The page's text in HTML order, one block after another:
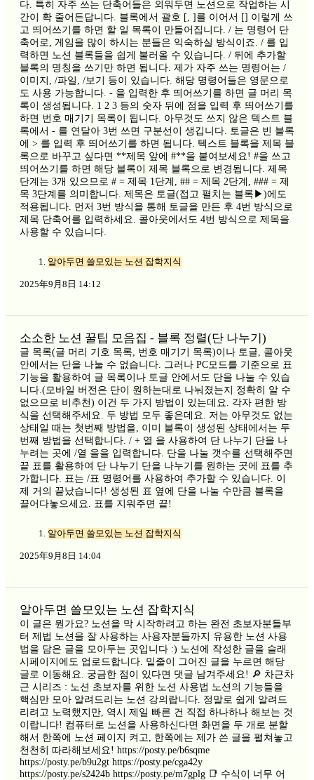
다. 특히 자주 쓰는 단축어들은 외워두면 노션으로 작업하는 시
간이 확 줄어든답니다. 블록에서 괄호 [, ]를 이어서 [] 이렇게 쓰
고 띄어쓰기를 하면 할 일 목록이 만들어집니다. / 는 명령어 단
축어로, 게임을 많이 하시는 분들은 익숙하실 방식이죠. / 를 입
력하면 노션 블록들을 쉽게 불러올 수 있습니다. / 뒤에 추가할
블록의 명칭을 쓰기만 하면 됩니다. 제가 자주 쓰는 명령어는 /
이미지, /파일, /보기 등이 있습니다. 해당 명령어들은 영문으로
도 사용 가능합니다. - 을 입력한 후 띄어쓰기를 하면 글 머리 목
록이 생성됩니다. 1 2 3 등의 숫자 뒤에 점을 입력 후 띄어쓰기를
하면 번호 매기기 목록이 됩니다. 아무것도 쓰지 않은 텍스트 블
록에서 - 를 연달아 3번 쓰면 구분선이 생깁니다. 토글은 빈 블록
에 > 를 입력 후 띄어쓰기를 하면 됩니다. 텍스트 블록을 제목 블
록으로 바꾸고 싶다면 **제목 앞에 #**을 붙여보세요! #을 쓰고
띄어쓰기를 하면 해당 블록이 제목 블록으로 변경됩니다. 제목
단계는 3개 있으므로 # = 제목 1단계, ## = 제목 2단계, ### = 제
목 3단계를 의미합니다. 제목은 토글(접고 펼치는 블록▶)에도
적용됩니다. 먼저 3번 방식을 통해 토글을 만든 후 4번 방식으로
제목 단축어를 입력하세요. 콜아웃에서도 4번 방식으로 제목을
사용할 수 있습니다.
알아두면 쓸모있는 노션 잡학지식
2025年9月8日 14:12
소소한 노션 꿀팁 모음집 - 블록 정렬(단 나누기)
글 목록(글 머리 기호 목록, 번호 매기기 목록)이나 토글, 콜아웃
안에서는 단을 나눌 수 없습니다. 그러나 PC모드를 기준으로 표
기능을 활용하여 글 목록이나 토글 안에서도 단을 나눌 수 있습
니다.(모바일 버전은 단이 원하는대로 나눠졌는지 정확히 알 수
없으므로 비추천) 이건 두 가지 방법이 있는데요. 각자 편한 방
식을 선택해주세요. 두 방법 모두 좋은데요. 저는 아무것도 없는
상태일 때는 첫번째 방법을, 이미 블록이 생성된 상태에서는 두
번째 방법을 선택합니다. / + 열 을 사용하여 단 나누기 단을 나
누려는 곳에 /열 을을 입력합니다. 단을 나눌 갯수를 선택해주면
끝 표를 활용하여 단 나누기 단을 나누기를 원하는 곳에 표를 추
가합니다. 표는 /표 명령어를 사용하여 추가할 수 있습니다. 이
제 거의 끝났습니다! 생성된 표 옆에 단을 나눌 수만큼 블록을
끌어다놓으세요. 표를 지워주면 끝!
알아두면 쓸모있는 노션 잡학지식
2025年9月8日 14:04
알아두면 쓸모있는 노션 잡학지식
이 글은 뭔가요? 노션을 막 시작하려고 하는 완전 초보자분들부
터 제법 노션을 잘 사용하는 사용자분들까지 유용한 노션 사용
법을 담은 글을 모아두는 곳입니다 :) 노션에 작성한 글을 슬래
시페이지에도 업로드합니다. 밑줄이 그어진 글을 누르면 해당
글로 이동해요. 궁금한 점이 있다면 댓글 남겨주세요! 🔎 차근차
근 시리즈 : 노션 초보자를 위한 노션 사용법 노션의 기능들을
핵심만 모아 알려드리는 노션 강의랍니다. 정말로 쉽게 알려드
리려고 노력했지만, 역시 제일 빠른 건 직접 하나하나 해보는 것
이랍니다! 컴퓨터로 노션을 사용하신다면 화면을 두 개로 분할
해서 한쪽에 노션 페이지 켜고, 한쪽에는 제가 쓴 글을 펼쳐놓고
천천히 따라해보세요! https://posty.pe/b6sqme
https://posty.pe/b9u2gt https://posty.pe/cga42y
https://posty.pe/s2424b https://posty.pe/m7gplg 📑 수식이 너무 어